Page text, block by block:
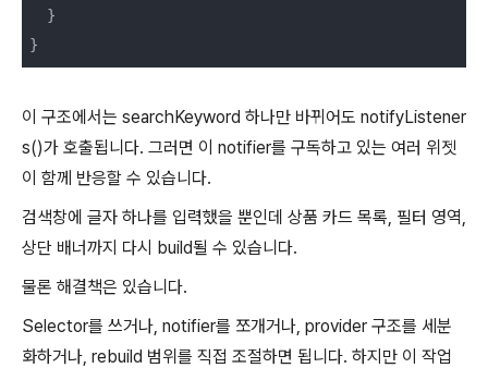
  }
이 구조에서는 searchKeyword 하나만 바뀌어도 notifyListener
s()가 호출됩니다. 그러면 이 notifier를 구독하고 있는 여러 위젯
이 함께 반응할 수 있습니다.
검색창에 글자 하나를 입력했을 뿐인데 상품 카드 목록, 필터 영역,
상단 배너까지 다시 build될 수 있습니다.
물론 해결책은 있습니다.
Selector를 쓰거나, notifier를 쪼개거나, provider 구조를 세분
화하거나, rebuild 범위를 직접 조절하면 됩니다. 하지만 이 작업